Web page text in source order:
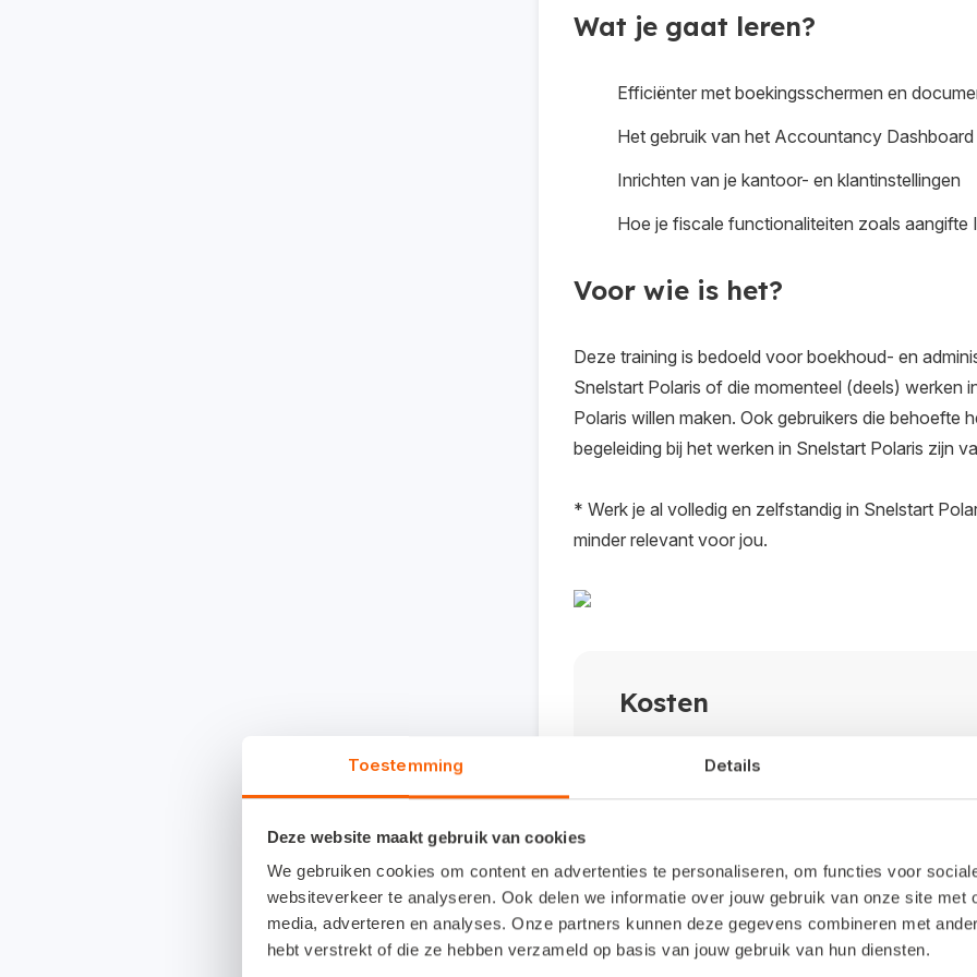
Toestemming Details
Deze website maakt gebruik van cookies
We gebruiken cookies om content en advertenties te personaliseren, om functies voor
websiteverkeer te analyseren. Ook delen we informatie over jouw gebruik van onze site met
media, adverteren en analyses. Onze partners kunnen deze gegevens combineren met
hebt verstrekt of die ze hebben verzameld op basis van jouw gebruik van hun diensten.
praktische tips voor efficiënt gebruik. Realtime
laten zien hoe je deze koppelingen activeert en
je snel kunt signaleren waar actie nodig is. Lay-
stel je rapportages en documenten samen in je
eenvoudig inricht.
snelkoppelingen die je helpen om sneller en
werkzaamheden. De focus ligt op overzicht,
houdt over meerdere klanten en aangiftes.
workflow. Aangifte IB Je krijgt inzicht in het
Polaris en hoe dit aansluit op de administratie.
Wat je gaat leren?
Efficiënter met boekingsschermen en
Het gebruik van het Accountancy
Inrichten van je kantoor- en klantinstellingen
Hoe je fiscale functionaliteiten zoals aangifte
Voor wie is het?
Deze training is bedoeld voor boekhoud- en
Snelstart Polaris of die momenteel (deels) werken
Polaris willen maken. Ook gebruikers die behoefte
begeleiding bij het werken in Snelstart Polaris zijn
* Werk je al volledig en zelfstandig in Snelstart
minder relevant voor jou.
Kosten
Meestgestelde vragen
Kan ik samen met een collega deelnemen?
Zeker! Maar iedere deelnemer dient zich